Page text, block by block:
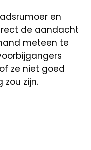
en
de aandacht
meteen te
ze niet goed
zou zijn.